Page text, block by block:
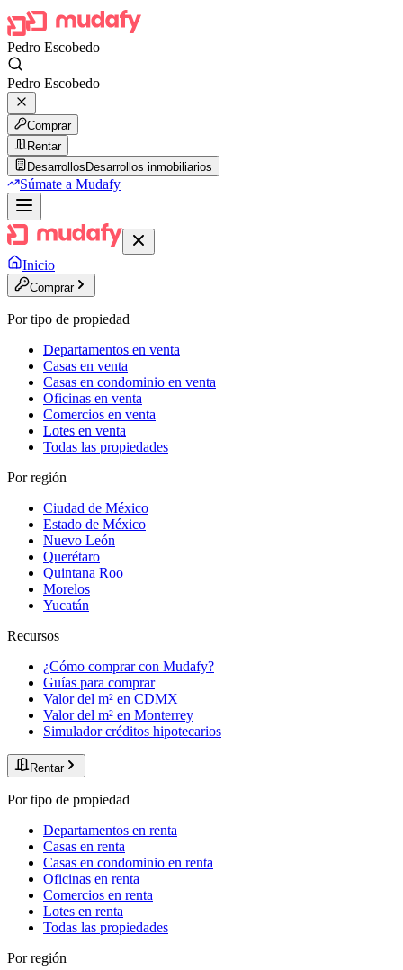
Pedro Escobedo
Pedro Escobedo
Comprar
Rentar
Desarrollos Desarrollos inmobiliarios
Súmate a Mudafy
Inicio
Comprar
Por tipo de propiedad
Departamentos en venta
Casas en venta
Casas en condominio en venta
Oficinas en venta
Comercios en venta
Lotes en venta
Todas las propiedades
Por región
Ciudad de México
Estado de México
Nuevo León
Querétaro
Quintana Roo
Morelos
Yucatán
Recursos
¿Cómo comprar con Mudafy?
Guías para comprar
Valor del m² en CDMX
Valor del m² en Monterrey
Simulador créditos hipotecarios
Rentar
Por tipo de propiedad
Departamentos en renta
Casas en renta
Casas en condominio en renta
Oficinas en renta
Comercios en renta
Lotes en renta
Todas las propiedades
Por región